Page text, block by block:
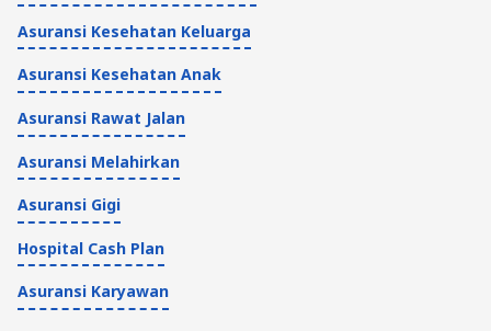
Asuransi Kesehatan Keluarga
Asuransi Kesehatan Anak
Asuransi Rawat Jalan
Asuransi Melahirkan
Asuransi Gigi
Hospital Cash Plan
Asuransi Karyawan